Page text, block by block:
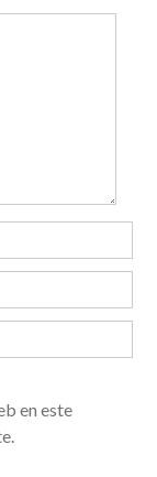
en este